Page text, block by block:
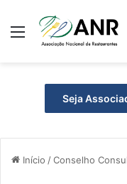
Menu
Seja
Início /Conselho